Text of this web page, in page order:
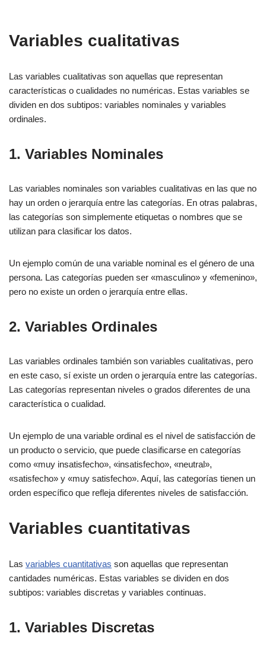
Variables cualitativas
Las variables cualitativas son aquellas que representan
características o cualidades no numéricas. Estas variables se
dividen en dos subtipos: variables nominales y variables
ordinales.
1. Variables Nominales
Las variables nominales son variables cualitativas en las que no
hay un orden o jerarquía entre las categorías. En otras palabras,
las categorías son simplemente etiquetas o nombres que se
utilizan para clasificar los datos.
Un ejemplo común de una variable nominal es el género de una
persona. Las categorías pueden ser «masculino» y «femenino»,
pero no existe un orden o jerarquía entre ellas.
2. Variables Ordinales
Las variables ordinales también son variables cualitativas, pero
en este caso, sí existe un orden o jerarquía entre las categorías.
Las categorías representan niveles o grados diferentes de una
característica o cualidad.
Un ejemplo de una variable ordinal es el nivel de satisfacción de
un producto o servicio, que puede clasificarse en categorías
como «muy insatisfecho», «insatisfecho», «neutral»,
«satisfecho» y «muy satisfecho». Aquí, las categorías tienen un
orden específico que refleja diferentes niveles de satisfacción.
Variables cuantitativas
Las variables cuantitativas son aquellas que representan
cantidades numéricas. Estas variables se dividen en dos
subtipos: variables discretas y variables continuas.
1. Variables Discretas